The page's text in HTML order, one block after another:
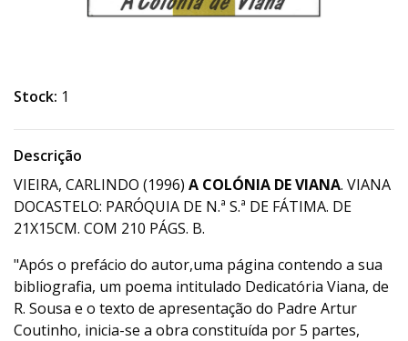
Stock: 1
Descrição
VIEIRA, CARLINDO (1996) A COLÓNIA DE VIANA. VIANA
DOCASTELO: PARÓQUIA DE N.ª S.ª DE FÁTIMA. DE
21X15CM. COM 210 PÁGS. B.
"Após o prefácio do autor,uma página contendo a sua
bibliografia, um poema intitulado Dedicatória Viana, de
R. Sousa e o texto de apresentação do Padre Artur
Coutinho, inicia-se a obra constituída por 5 partes,